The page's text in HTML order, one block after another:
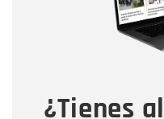
¿Tienes
Tipo de comentario
Mensaje